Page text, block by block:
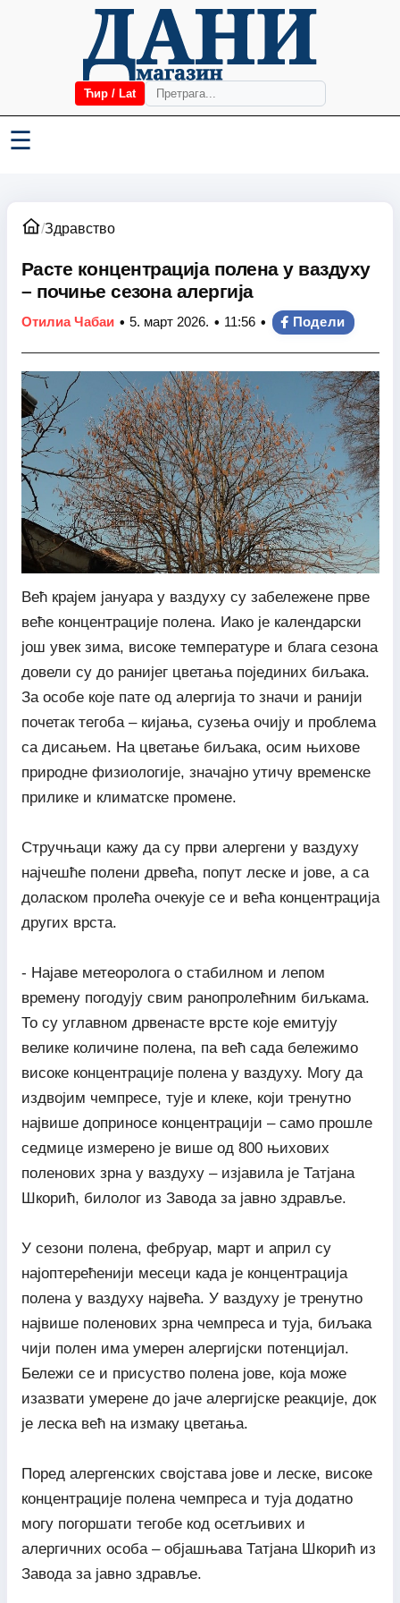
Ћир / Lat
☰
/Здравство
Расте концентрација полена у ваздуху
– почиње сезона алергија
Отилиа Чабаи • 5. март 2026. • 11:56 • Подели
Већ крајем јануара у ваздуху су забележене прве
веће концентрације полена. Иако је календарски
још увек зима, високе температуре и блага сезона
довели су до ранијег цветања појединих биљака.
За особе које пате од алергија то значи и ранији
почетак тегоба – кијања, сузења очију и проблема
са дисањем. На цветање биљака, осим њихове
природне физиологије, значајно утичу временске
прилике и климатске промене.
Стручњаци кажу да су први алергени у ваздуху
најчешће полени дрвећа, попут леске и јове, а са
доласком пролећа очекује се и већа концентрација
других врста.
- Најаве метеоролога о стабилном и лепом
времену погодују свим ранопролећним биљкама.
То су углавном дрвенасте врсте које емитују
велике количине полена, па већ сада бележимо
високе концентрације полена у ваздуху. Могу да
издвојим чемпресе, тује и клеке, који тренутно
највише доприносе концентрацији – само прошле
седмице измерено је више од 800 њихових
поленових зрна у ваздуху – изјавила је Татјана
Шкорић, билолог из Завода за јавно здравље.
У сезони полена, фебруар, март и април су
најоптерећенији месеци када је концентрација
полена у ваздуху највећа. У ваздуху је тренутно
највише поленових зрна чемпреса и туја, биљака
чији полен има умерен алергијски потенцијал.
Бележи се и присуство полена јове, која може
изазвати умерене до јаче алергијске реакције, док
је леска већ на измаку цветања.
Поред алергенских својстава јове и леске, високе
концентрације полена чемпреса и туја додатно
могу погоршати тегобе код осетљивих и
алергичних особа – објашњава Татјана Шкорић из
Завода за јавно здравље.